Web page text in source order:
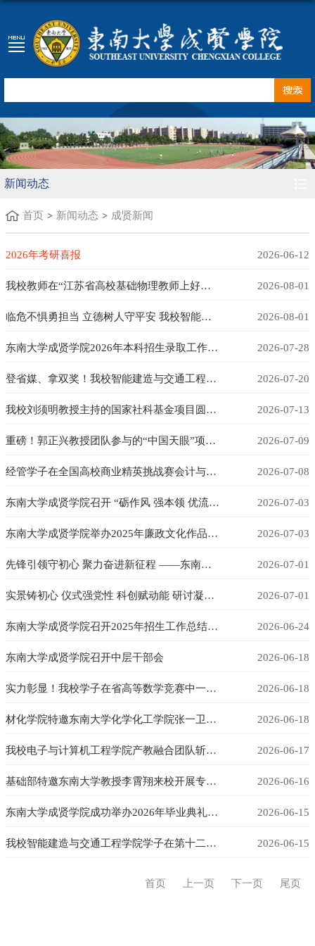
新闻动态
首页 新闻动态 成贤新闻
2026年考研喜报 2026-06-12
我校教师在“江苏省高校基础物理教师上好一堂课竞赛”中再创佳绩 2026-08-01
临危不惧勇担当 立德树人守平安 我校智能建造与交通工程学院辅导员陆凡华老师获南京市见义勇为基金会专项奖励 2026-08-01
东南大学成贤学院2026年本科招生录取工作圆满落幕 2026-07-28
登省媒、拿双奖！我校智能建造与交通工程学院学子征战第十九届全国大学生结构设计竞赛江苏分区赛再创佳绩 2026-07-20
我校刘须明教授主持的国家社科基金项目圆满结题 2026-07-13
重磅！郭正兴教授团队参与的“中国天眼”项目获 2025年国家科技进步奖一等奖 2026-07-09
经管学子在全国高校商业精英挑战赛会计与商业管理案例竞赛中荣获佳绩 2026-07-08
东南大学成贤学院召开 “砺作风 强本领 优流程 提质效” 专项行动大会 2026-07-03
东南大学成贤学院举办2025年廉政文化作品征集活动总结表彰座谈会 2026-07-03
先锋引领守初心 聚力奋进新征程 ——东南大学成贤学院举行庆祝中国共产党成立105周年主题党日活动 2026-07-01
实景铸初心 仪式强党性 科创赋动能 研讨凝共识 实践担使命 ——机关教学党支部联合江苏华宁在校内基地开展沉浸式主题党日活动 2026-07-01
东南大学成贤学院召开2025年招生工作总结暨2026年招生宣传动员大会 2026-06-24
东南大学成贤学院召开中层干部会 2026-06-18
实力彰显！我校学子在省高等数学竞赛中一等奖获奖率亮眼 2026-06-18
材化学院特邀东南大学化学化工学院张一卫教授来校开展专题讲座 2026-06-18
我校电子与计算机工程学院产教融合团队斩获深圳创新应用大赛佳绩 2026-06-17
基础部特邀东南大学教授李霄翔来校开展专题讲座 2026-06-16
东南大学成贤学院成功举办2026年毕业典礼暨学位授予仪式 2026-06-15
我校智能建造与交通工程学院学子在第十二届“广联达杯”BIM毕业设计创新大赛中喜获佳绩 2026-06-15
首页 上一页 下一页 尾页